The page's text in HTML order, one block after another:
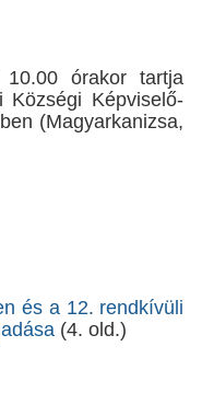
órakor tartja
Községi Képviselő-
(Magyarkanizsa,
és a 12. rendkívüli
(4. old.)